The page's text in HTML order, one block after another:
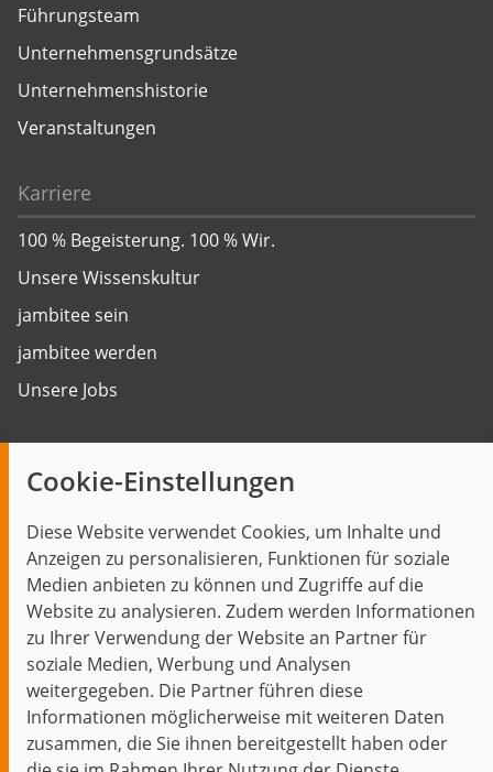
Cookie-Einstellungen
Diese Website verwendet Cookies, um Inhalte und
Anzeigen zu personalisieren, Funktionen für soziale
Medien anbieten zu können und Zugriffe auf die
Website zu analysieren. Zudem werden Informationen
zu Ihrer Verwendung der Website an Partner für
soziale Medien, Werbung und Analysen
weitergegeben. Die Partner führen diese
Informationen möglicherweise mit weiteren Daten
zusammen, die Sie ihnen bereitgestellt haben oder
Führungsteam
Unternehmensgrundsätze
Unternehmenshistorie
Veranstaltungen
Karriere
100 % Begeisterung. 100 % Wir.
Unsere Wissenskultur
jambitee sein
jambitee werden
Unsere Jobs
Themen im Fokus
Events
Start Datenschutz Impressum
Kontakt
jambit auf instagramjambit auf kununujambit auf linkedin